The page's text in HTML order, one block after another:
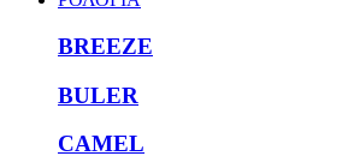
BREEZE
BULER
CAMEL